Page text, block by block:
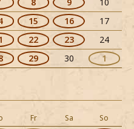
8 9
10
15 16
17
22 23
24
29 30 1
Fr Sa So